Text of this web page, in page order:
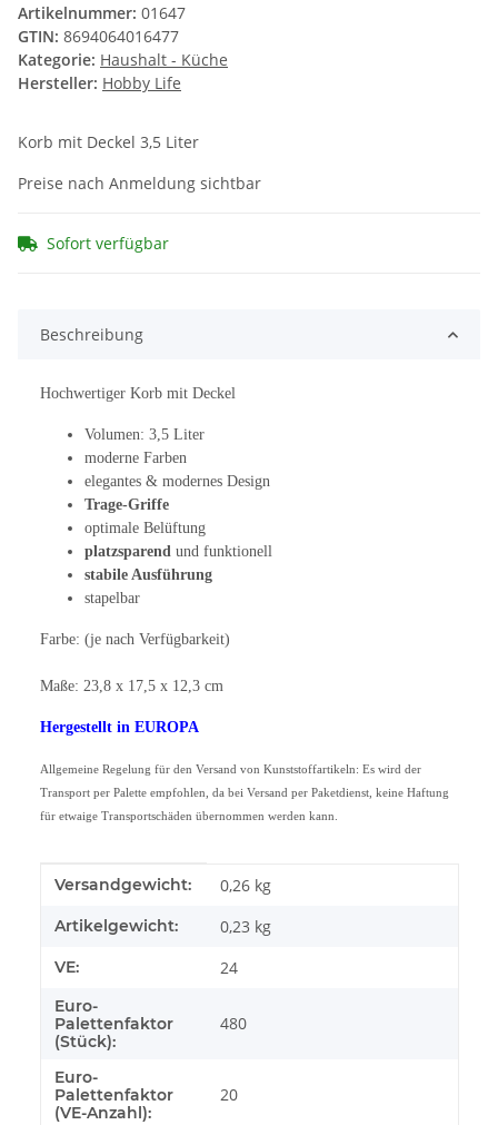
Artikelnummer: 01647
GTIN: 8694064016477
Kategorie: Haushalt - Küche
Hersteller: Hobby Life
Korb mit Deckel 3,5 Liter
Preise nach Anmeldung sichtbar
Sofort verfügbar
Beschreibung
Hochwertiger Korb mit Deckel
Volumen: 3,5 Liter
moderne Farben
elegantes & modernes Design
Trage-Griffe
optimale Belüftung
platzsparend und funktionell
stabile Ausführung
stapelbar
Farbe: (je nach Verfügbarkeit)
Maße: 23,8 x 17,5 x 12,3 cm
Hergestellt in EUROPA
Allgemeine Regelung für den Versand von Kunststoffartikeln: Es wird der
Transport per Palette empfohlen, da bei Versand per Paketdienst, keine Haftung
für etwaige Transportschäden übernommen werden kann.
Produkteigenschaft
Wert
Versandgewicht: 0,26 kg
Artikelgewicht: 0,23 kg
VE: 24
Euro-
Palettenfaktor
(Stück):
480
Euro-
Palettenfaktor
(VE-Anzahl):
20